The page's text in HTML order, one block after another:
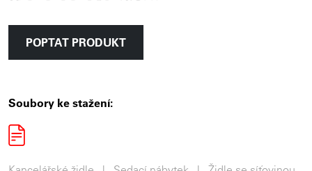
POPTAT PRODUKT
Soubory ke stažení: